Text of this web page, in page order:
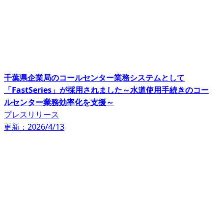
千葉県企業局のコールセンター業務システムとして
「FastSeries」が採用されました～水道使用手続きのコー
ルセンター業務効率化を支援～
プレスリリース
更新：2026/4/13